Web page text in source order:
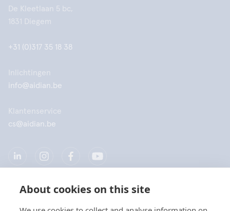
About cookies on this site
De Kleetlaan 5 bc,
1831 Diegem
+31 (0)317 35 18 38
Inlichtingen
info@aidian.be
Klantenservice
cs@aidian.be